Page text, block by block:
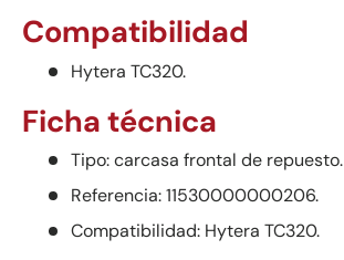
Compatibilidad
Hytera TC320.
Ficha técnica
Tipo: carcasa frontal de repuesto.
Referencia: 11530000000206.
Compatibilidad: Hytera TC320.